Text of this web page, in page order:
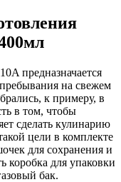
предназначается
на свежем
к примеру, в
в том, чтобы
сделать кулинарию
цели в комплекте
для сохранения и
коробка для упаковки
бак.